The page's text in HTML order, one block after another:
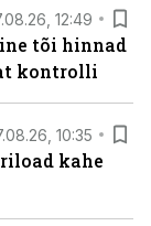
12:49
tõi hinnad
kontrolli
10:35
kahe